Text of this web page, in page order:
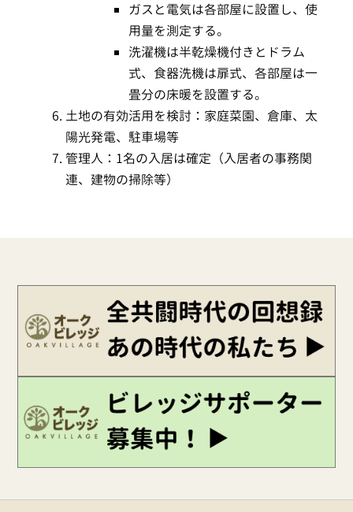
ガスと電気は各部屋に設置し、使
用量を測定する。
洗濯機は半乾燥機付きとドラム
式、食器洗機は扉式、各部屋は一
畳分の床暖を設置する。
土地の有効活用を検討：家庭菜園、倉庫、太
陽光発電、駐車場等
管理人：1名の入居は確定（入居者の事務関
連、建物の掃除等）